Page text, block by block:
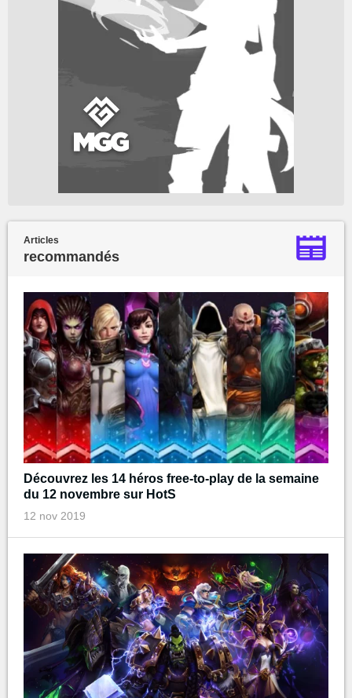
Articles
recommandés
Découvrez les 14 héros free-to-play de la semaine
du 12 novembre sur HotS
12 nov 2019